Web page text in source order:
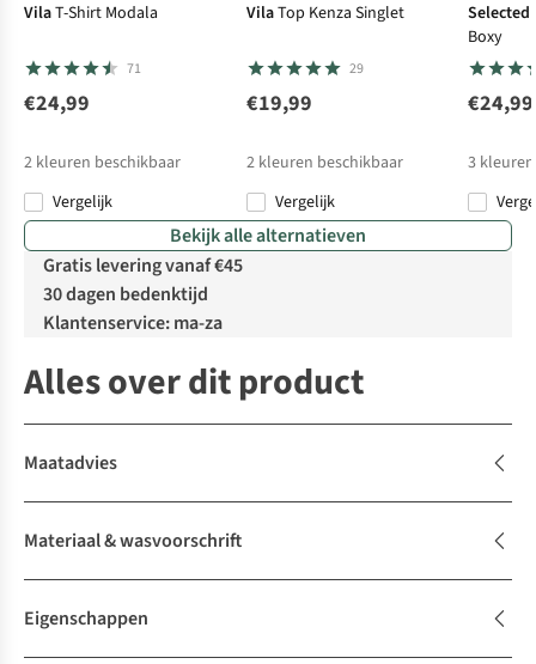
VilaT-Shirt Modala
71
€24,99
2 kleuren beschikbaar
Vergelijk
VilaTop Kenza Singlet
29
€19,99
2 kleuren beschikbaar
Vergelijk
Selected
Boxy
€24,99
3
Bekijk alle alternatieven
Gratis levering vanaf €45
30 dagen bedenktijd
Klantenservice: ma-za
Alles over dit product
Maatadvies
Materiaal & wasvoorschrift
Eigenschappen